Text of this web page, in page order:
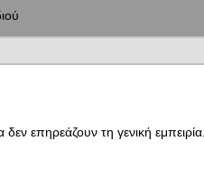
επηρεάζουν τη γενική